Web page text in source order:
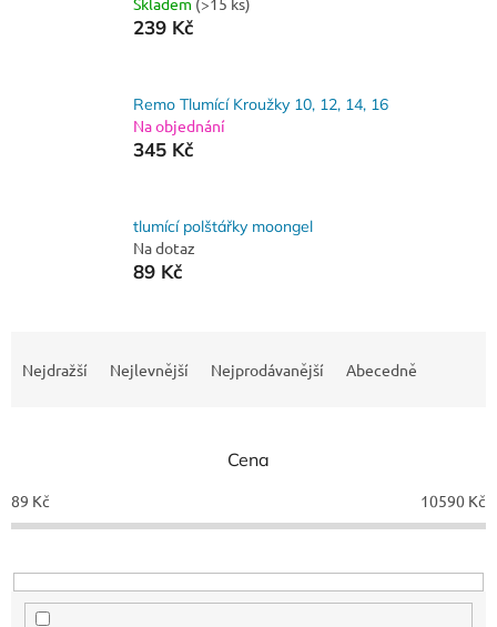
239 Kč
Remo Tlumící Kroužky 10, 12, 14, 16
Na objednání
345 Kč
tlumící polštářky moongel
Na dotaz
89 Kč
p
r
o
u
Nejdražší Nejlevnější Nejprodávanější Abecedně
Cena
89 Kč 10590 Kč